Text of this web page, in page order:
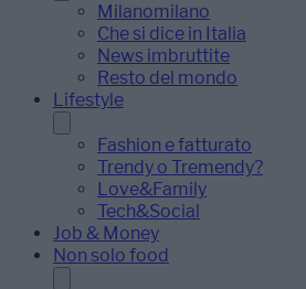
Milanomilano
Che si dice in Italia
News imbruttite
Resto del mondo
Lifestyle
Fashion e fatturato
Trendy o Tremendy?
Love&Family
Tech&Social
Job & Money
Non solo food